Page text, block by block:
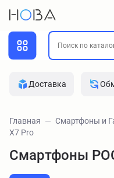
Доставка
Главная Смартфоны и
X7 Pro
Смартфоны